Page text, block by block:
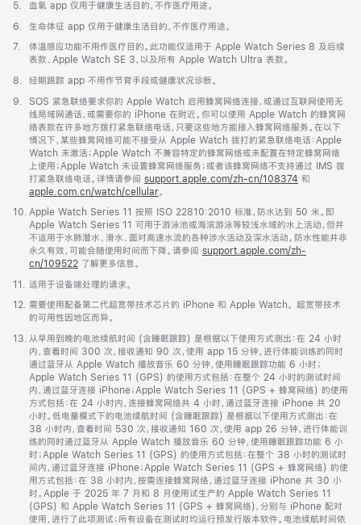
脚
5. 血氧 app 仅用于健康生活目的，不作医疗用途。
脚
6. 生命体征 app 仅用于健康生活目的，不作医疗用途。
脚7.
体温感应功能不用作医疗目的。此功能仅适用于 Apple Watch Series 8 及后续
表款、Apple Watch SE 3，以及所有 Apple Watch Ultra 表款。
脚
8. 经期跟踪 app 不用作节育手段或健康状况诊断。
脚
9.
SOS 紧急联络要求你的 Apple Watch 启用蜂窝网络连接，或通过互联网使用无
线局域网通话，或需要你的 iPhone 在附近。你可以使用 Apple Watch 的蜂窝网
络表款在许多地方拨打紧急联络电话，只要这些地方能接入蜂窝网络服务。在以下
情况下，某些蜂窝网络可能不接受从 Apple Watch 拨打的紧急联络电话：Apple
Watch 未激活；Apple Watch 不兼容特定的蜂窝网络或未配置在特定蜂窝网络
上使用；Apple Watch 未设置蜂窝网络服务；或者该蜂窝网络不支持通过 IMS 拨
打紧急联络电话。详情请参阅 support.apple.com/zh-cn/108374 (在
口
中
打
开)
和
apple.com.cn/watch/cellular。
脚
10.
Apple Watch Series 11 按照 ISO 22810:2010 标准，防水达到 50 米。即
Apple Watch Series 11 可用于游泳池或海滨游泳等较浅水域的水上活动，但并
不适用于水肺潜水、滑水、面对高速水流的各种涉水活动及深水活动。防水性能并非
永久有效，可能会随使用时间而下降。请参阅 support.apple.com/zh-
cn/109522 了解更多信息。
脚
11. 适用于设备端处理的请求。
脚
12. 需要使用配备第二代超宽带技术芯片的 iPhone 和 Apple Watch。 超宽带技术
的可用性因地区而异。
脚
13.
从早用到晚的电池续航时间 (含睡眠跟踪) 是根据以下使用方式测出：在 24 小时
内，查看时间 300 次，接收通知 90 次，使用 app 15 分钟，进行体能训练的同时
通过蓝牙从 Apple Watch 播放音乐 60 分钟，使用睡眠跟踪功能 6 小时；
Apple Watch Series 11 (GPS) 的使用方式包括：在整个 24 小时的测试时间
内，通过蓝牙连接 iPhone；Apple Watch Series 11 (GPS + 蜂窝网络) 的使用
方式包括：在 24 小时内，连接蜂窝网络共 4 小时，通过蓝牙连接 iPhone 共 20
小时。低电量模式下的电池续航时间 (含睡眠跟踪) 是根据以下使用方式测出：在
38 小时内，查看时间 530 次，接收通知 160 次，使用 app 26 分钟，进行体能训
练的同时通过蓝牙从 Apple Watch 播放音乐 60 分钟，使用睡眠跟踪功能 6 小
时；Apple Watch Series 11 (GPS) 的使用方式包括：在整个 38 小时的测试时
间内，通过蓝牙连接 iPhone；Apple Watch Series 11 (GPS + 蜂窝网络) 的使
用方式包括：在 38 小时内，按需连接蜂窝网络，通过蓝牙连接 iPhone 共 30 小
时。Apple 于 2025 年 7 月和 8 月使用试生产的 Apple Watch Series 11
(GPS) 和 Apple Watch Series 11 (GPS + 蜂窝网络)，分别与 iPhone 配对
使用，进行了此项测试；所有设备在测试时均运行预发行版本软件。电池续航时间依